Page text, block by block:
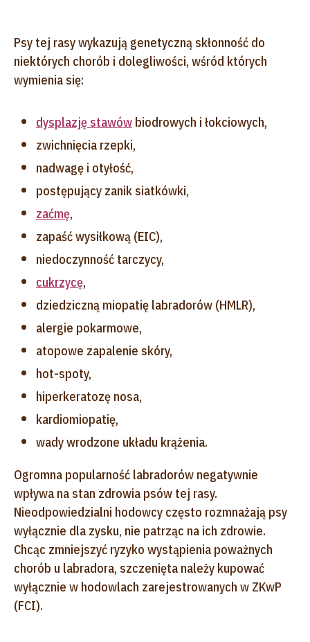
Psy tej rasy wykazują genetyczną skłonność do
niektórych chorób i dolegliwości, wśród których
wymienia się:
dysplazję stawów biodrowych i łokciowych,
zwichnięcia rzepki,
nadwagę i otyłość,
postępujący zanik siatkówki,
zaćmę,
zapaść wysiłkową (EIC),
niedoczynność tarczycy,
cukrzycę,
dziedziczną miopatię labradorów (HMLR),
alergie pokarmowe,
atopowe zapalenie skóry,
hot-spoty,
hiperkeratozę nosa,
kardiomiopatię,
wady wrodzone układu krążenia.
Ogromna popularność labradorów negatywnie
wpływa na stan zdrowia psów tej rasy.
Nieodpowiedzialni hodowcy często rozmnażają psy
wyłącznie dla zysku, nie patrząc na ich zdrowie.
Chcąc zmniejszyć ryzyko wystąpienia poważnych
chorób u labradora, szczenięta należy kupować
wyłącznie w hodowlach zarejestrowanych w ZKwP
(FCI).